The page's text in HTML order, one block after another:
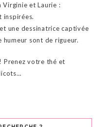
Virginie et Laurie :
inspirées.
une dessinatrice captivée
sont de rigueur.
Prenez votre thé et